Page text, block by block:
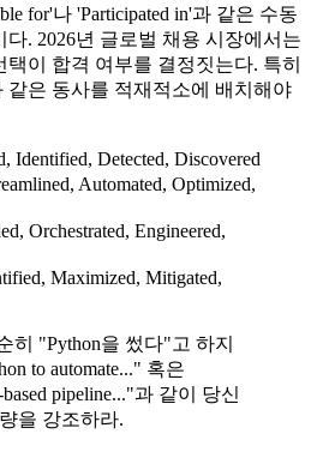
for'나 'Participated in'과 같은 수동
. 2026년 글로벌 채용 시장에서는
이 합격 여부를 결정짓는다. 특히
같은 동사를 적재적소에 배치해야
Identified, Detected, Discovered
Automated, Optimized,
Orchestrated, Engineered,
Maximized, Mitigated,
히 "Python을 썼다"고 하지
to automate..." 혹은
pipeline..."과 같이 당신
을 강조하라.